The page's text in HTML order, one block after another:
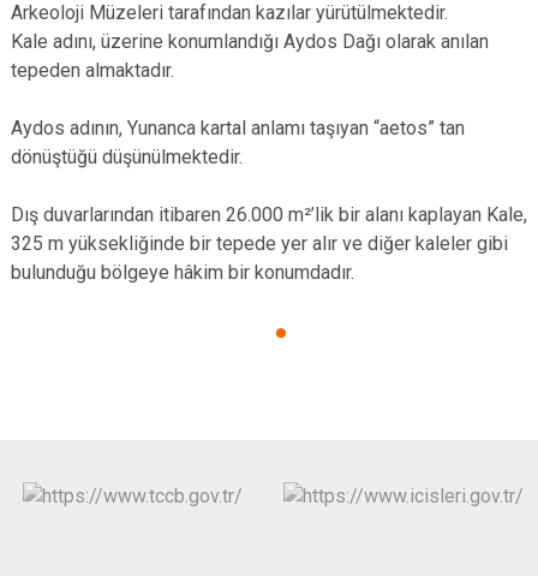
Arkeoloji Müzeleri tarafından kazılar yürütülmektedir.
Kale adını, üzerine konumlandığı Aydos Dağı olarak anılan
tepeden almaktadır.
Aydos adının, Yunanca kartal anlamı taşıyan “aetos” tan
dönüştüğü düşünülmektedir.
Dış duvarlarından itibaren 26.000 m²’lik bir alanı kaplayan Kale,
325 m yüksekliğinde bir tepede yer alır ve diğer kaleler gibi
bulunduğu bölgeye hâkim bir konumdadır.